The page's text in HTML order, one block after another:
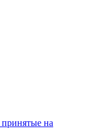
на